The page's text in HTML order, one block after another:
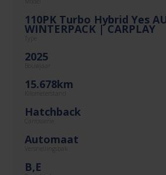
110PK Turbo Hybrid Yes
WINTERPACK | CARPLAY
2025
15.678km
Hatchback
Automaat
Versnellingsbak
B,E